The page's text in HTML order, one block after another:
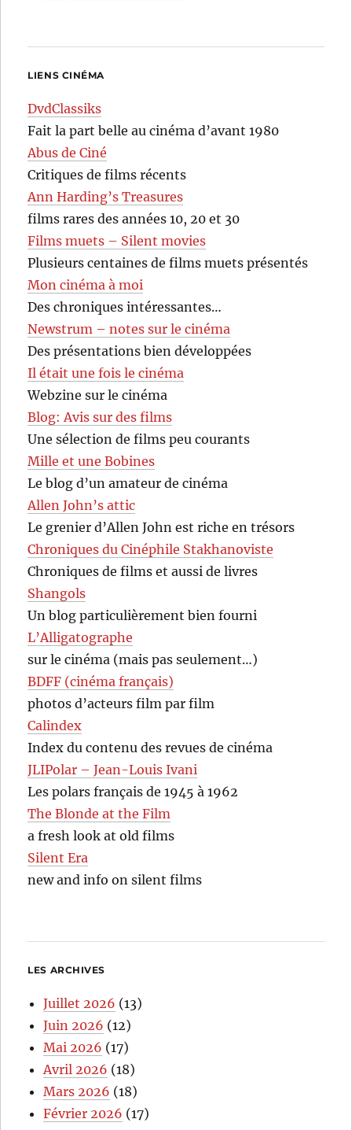
LIENS CINÉMA
DvdClassiks
Fait la part belle au cinéma d’avant 1980
Abus de Ciné
Critiques de films récents
Ann Harding’s Treasures
films rares des années 10, 20 et 30
Films muets – Silent movies
Plusieurs centaines de films muets présentés
Mon cinéma à moi
Des chroniques intéressantes…
Newstrum – notes sur le cinéma
Des présentations bien développées
Il était une fois le cinéma
Webzine sur le cinéma
Blog: Avis sur des films
Une sélection de films peu courants
Mille et une Bobines
Le blog d’un amateur de cinéma
Allen John’s attic
Le grenier d’Allen John est riche en trésors
Chroniques du Cinéphile Stakhanoviste
Chroniques de films et aussi de livres
Shangols
Un blog particulièrement bien fourni
L’Alligatographe
sur le cinéma (mais pas seulement…)
BDFF (cinéma français)
photos d’acteurs film par film
Calindex
Index du contenu des revues de cinéma
JLIPolar – Jean-Louis Ivani
Les polars français de 1945 à 1962
The Blonde at the Film
a fresh look at old films
Silent Era
new and info on silent films
LES ARCHIVES
Juillet 2026 (13)
Juin 2026 (12)
Mai 2026 (17)
Avril 2026 (18)
Mars 2026 (18)
Février 2026 (17)